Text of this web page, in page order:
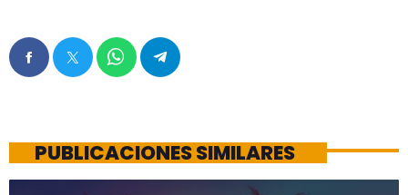
PUBLICACIONES SIMILARES